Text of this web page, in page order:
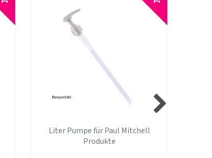
Liter Pumpe für Paul Mitchell
Produkte